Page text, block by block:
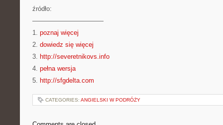
źródło:
———————————
1. poznaj więcej
2. dowiedz się więcej
3. http://severetnikovs.info
4. pełna wersja
5. http://sfgdelta.com
CATEGORIES: ANGIELSKI W PODRÓŻY